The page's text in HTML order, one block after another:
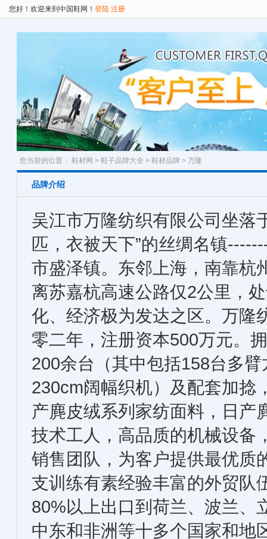
您好！欢迎来到中国鞋网！ 登陆 注册
您当前的位置： 鞋材网 > 鞋子品牌大全 > 鞋材品牌 > 万隆
品牌介绍
吴江市万隆纺织有限公司坐落
匹，衣被天下”的丝绸名镇
市盛泽镇。东邻上海，南靠杭
离苏嘉杭高速公路仅2公里，
化、经济极为发达之区。万隆
零二年，注册资本500万元。
200余台（其中包括158台多
230cm阔幅织机）及配套加捻
产麂皮绒系列家纺面料，日产
技术工人，高品质的机械设备
销售团队，为客户提供最优质
支训练有素经验丰富的外贸队
80%以上出口到荷兰、波兰、
中东和非洲等十多个国家和地